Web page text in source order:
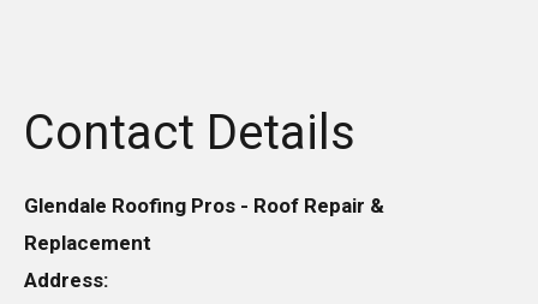
Contact Details
Glendale Roofing Pros - Roof Repair &
Replacement
Address: